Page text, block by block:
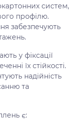
систем,
профілю.
забезпечують
у фіксації
їх стійкості.
надійність
та
є: